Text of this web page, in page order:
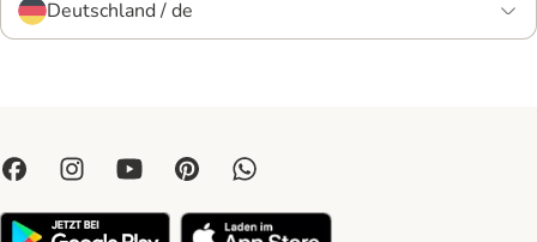
Deutschland / de